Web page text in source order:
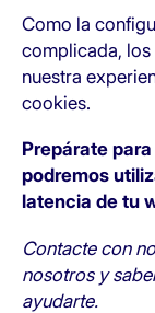
Como la
complicada,
nuestra
cookies.
Prepárate
podremos
latencia de tu
Contacte con
nosotros y
ayudarte.